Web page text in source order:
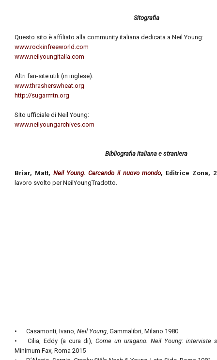
Sitografia
Questo sito è affiliato alla community italiana dedicata a Neil Young:
www.rockinfreeworld.com
www.neilyoungitalia.com
Altri fan-site utili (in inglese):
www.thrasherswheat.org
http://sugarmtn.org
Sito ufficiale di Neil Young:
www.neilyoungarchives.com
Bibliografia italiana e straniera
Briar, Matt, Neil Young. Cercando il nuovo mondo, Editrice Zona,
lavoro svolto per NeilYoungTradotto.
• Casamonti, Ivano, Neil Young , Gammalibri, Milano 1980
•
Cilia, Eddy (a cura di),Come un uragano. Neil Young: interviste
Minimum Fax, Roma 2015